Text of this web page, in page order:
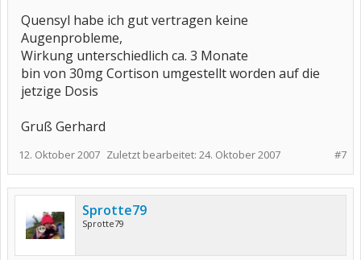
Quensyl habe ich gut vertragen keine
Augenprobleme,
Wirkung unterschiedlich ca. 3 Monate
bin von 30mg Cortison umgestellt worden auf die
jetzige Dosis
Gruß Gerhard
#7
12. Oktober 2007 Zuletzt bearbeitet: 24. Oktober 2007
Sprotte79
Sprotte79